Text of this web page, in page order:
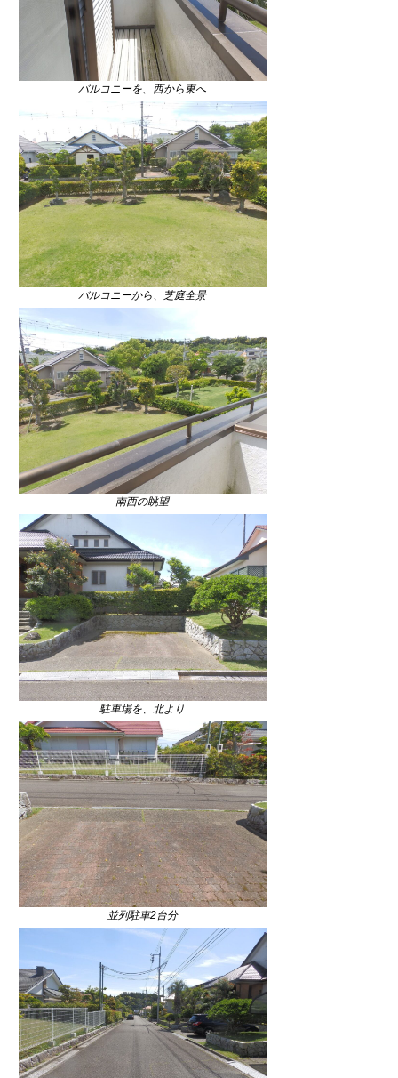
バルコニーを、西から東へ
バルコニーから、芝庭全景
南西の眺望
駐車場を、北より
並列駐車2台分